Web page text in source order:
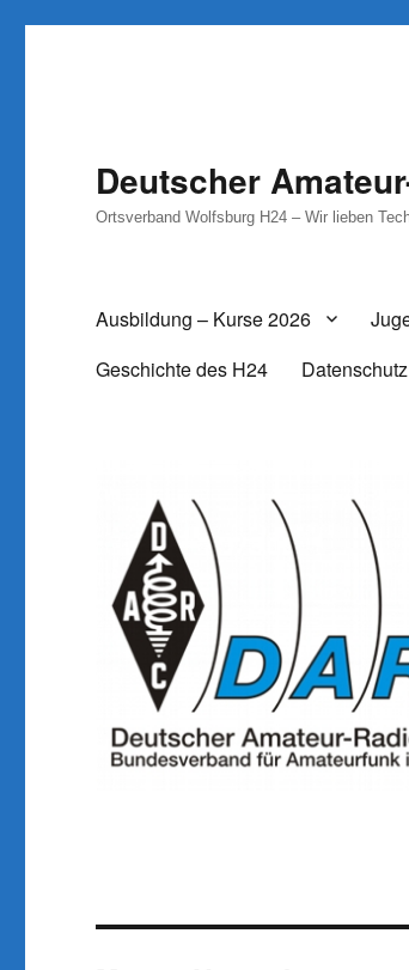
Deutscher
Ortsverband Wolfsburg H24 – Wir lieben
Ausbildung – Kurse 2026
Geschichte des H24